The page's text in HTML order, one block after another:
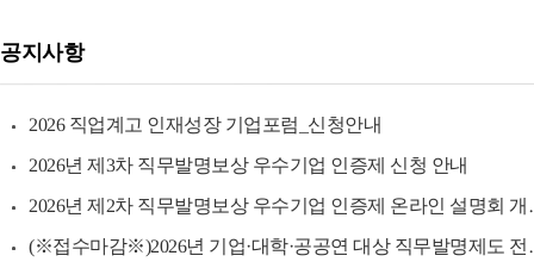
공지사항
2026 직업계고 인재성장 기업포럼_신청안내
2026년 제3차 직무발명보상 우수기업 인증제 신청 안내
2026년 제2차 직무발명보상 우수기업 인증제 온라인 설명회 개최 안내
(※접수마감※)2026년 기업·대학·공공연 대상 직무발명제도 전문가 교육